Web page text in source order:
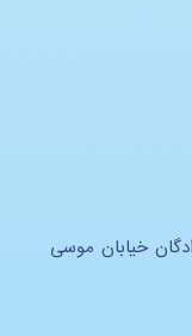
خیابان موسی